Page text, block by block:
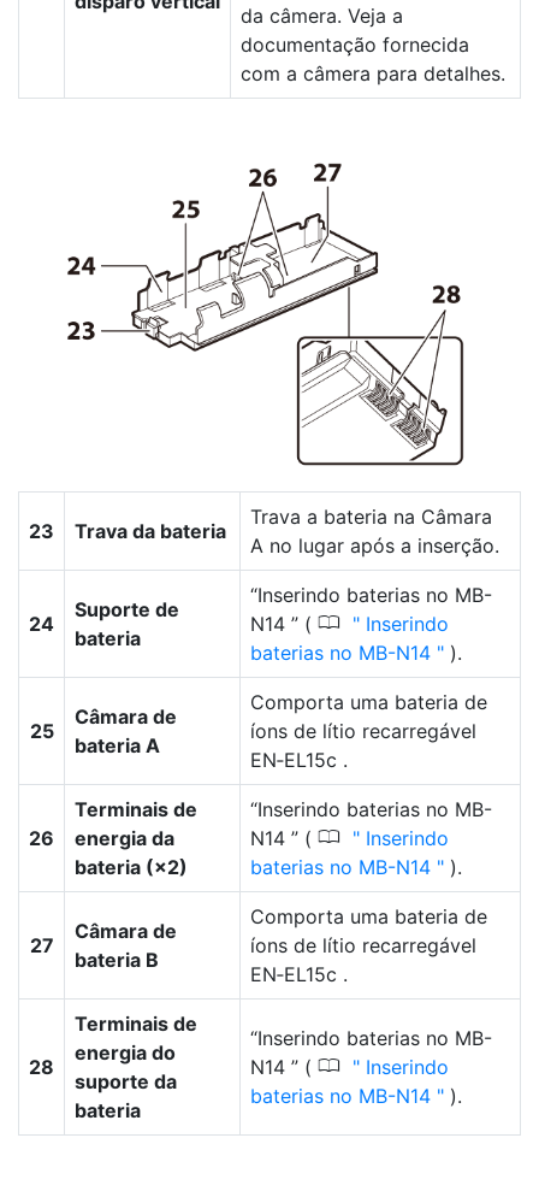
da câmera. Veja a
documentação fornecida
com a câmera para detalhes.
23 Trava da bateria
Trava a bateria na Câmara
A no lugar após a inserção.
24
Suporte de
bateria
“Inserindo baterias no MB-
N14 ” ( 0
Inserindo
baterias no MB-N14
).
25
Câmara de
bateria A
Comporta uma bateria de
íons de lítio recarregável
EN‑EL15c .
26
Terminais de
energia da
bateria (×2)
“Inserindo baterias no MB-
N14 ” ( 0
Inserindo
baterias no MB-N14
).
27
Câmara de
bateria B
Comporta uma bateria de
íons de lítio recarregável
EN‑EL15c .
28
Terminais de
energia do
suporte da
bateria
“Inserindo baterias no MB-
N14 ” ( 0
Inserindo
baterias no MB-N14
).